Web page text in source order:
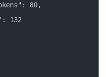
80,
132